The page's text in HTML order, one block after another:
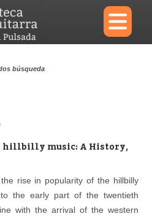
×
Reproductor
búsqueda
hillbilly music: A History,
rise in popularity of the hillbilly
the early part of the twentieth
with the arrival of the western